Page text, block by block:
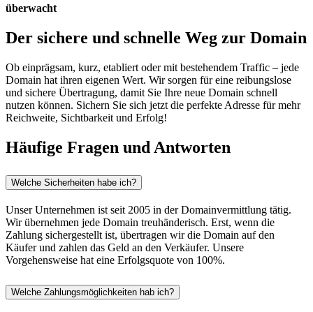
überwacht
Der sichere und schnelle Weg zur Domain
Ob einprägsam, kurz, etabliert oder mit bestehendem Traffic – jede
Domain hat ihren eigenen Wert. Wir sorgen für eine reibungslose
und sichere Übertragung, damit Sie Ihre neue Domain schnell
nutzen können. Sichern Sie sich jetzt die perfekte Adresse für mehr
Reichweite, Sichtbarkeit und Erfolg!
Häufige Fragen und Antworten
Welche Sicherheiten habe ich?
Unser Unternehmen ist seit 2005 in der Domainvermittlung tätig.
Wir übernehmen jede Domain treuhänderisch. Erst, wenn die
Zahlung sichergestellt ist, übertragen wir die Domain auf den
Käufer und zahlen das Geld an den Verkäufer. Unsere
Vorgehensweise hat eine Erfolgsquote von 100%.
Welche Zahlungsmöglichkeiten hab ich?